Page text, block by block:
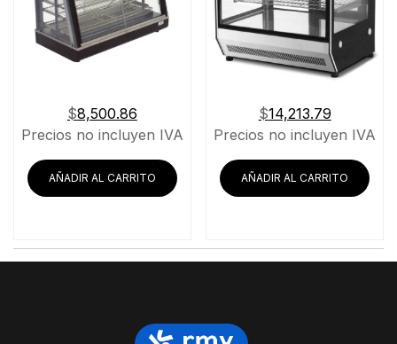
$8,500.86
Precios no incluyen IVA
AÑADIR AL CARRITO
$14,213.79
Precios no incluyen IVA
AÑADIR AL CARRITO